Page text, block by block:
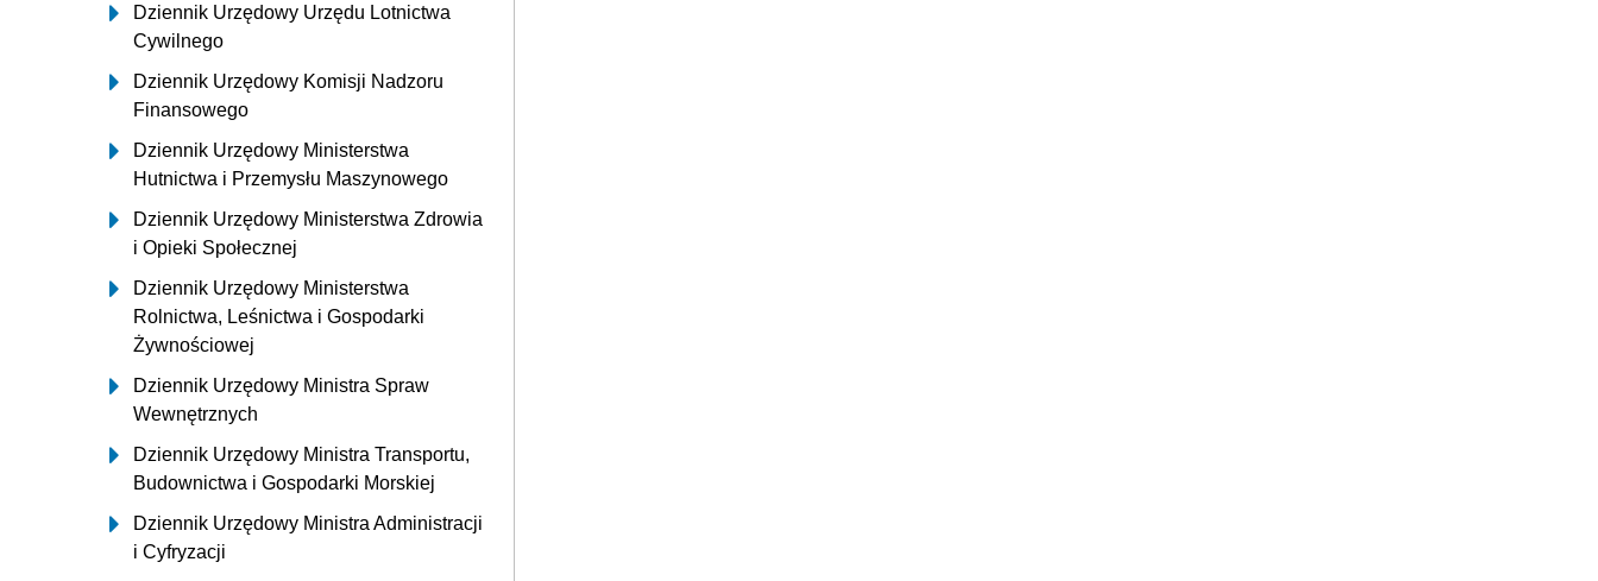
Dziennik Urzędowy Urzędu Lotnictwa
Cywilnego
Dziennik Urzędowy Komisji Nadzoru
Finansowego
Dziennik Urzędowy Ministerstwa
Hutnictwa i Przemysłu Maszynowego
Dziennik Urzędowy Ministerstwa Zdrowia
i Opieki Społecznej
Dziennik Urzędowy Ministerstwa
Rolnictwa, Leśnictwa i Gospodarki
Żywnościowej
Dziennik Urzędowy Ministra Spraw
Wewnętrznych
Dziennik Urzędowy Ministra Transportu,
Budownictwa i Gospodarki Morskiej
Dziennik Urzędowy Ministra Administracji
i Cyfryzacji